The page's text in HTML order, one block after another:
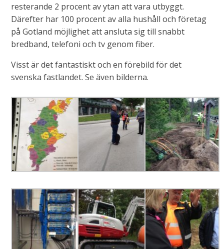
resterande 2 procent av ytan att vara utbyggt.
Därefter har 100 procent av alla hushåll och företag
på Gotland möjlighet att ansluta sig till snabbt
bredband, telefoni och tv genom fiber.
Visst är det fantastiskt och en förebild för det
svenska fastlandet. Se även bilderna.